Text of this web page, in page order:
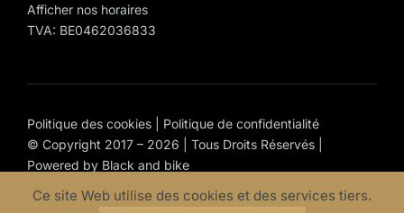
Afficher nos horaires
TVA: BE0462036833
Politique des cookies| Politique de confidentialité
© Copyright 2017 – 2026 | Tous Droits Réservés |
Powered by Black and bike
Ce site Web utilise des cookies et des services tiers.